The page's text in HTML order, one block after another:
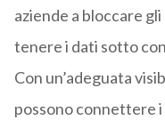
aziende a bloccare
tenere i dati sotto
Con un’adeguata
possono connettere